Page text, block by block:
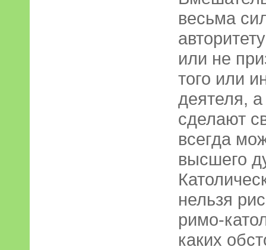
весьма
или не
того или
деятеля,
сделают
всегда
высшего
нельзя
римо-
каких